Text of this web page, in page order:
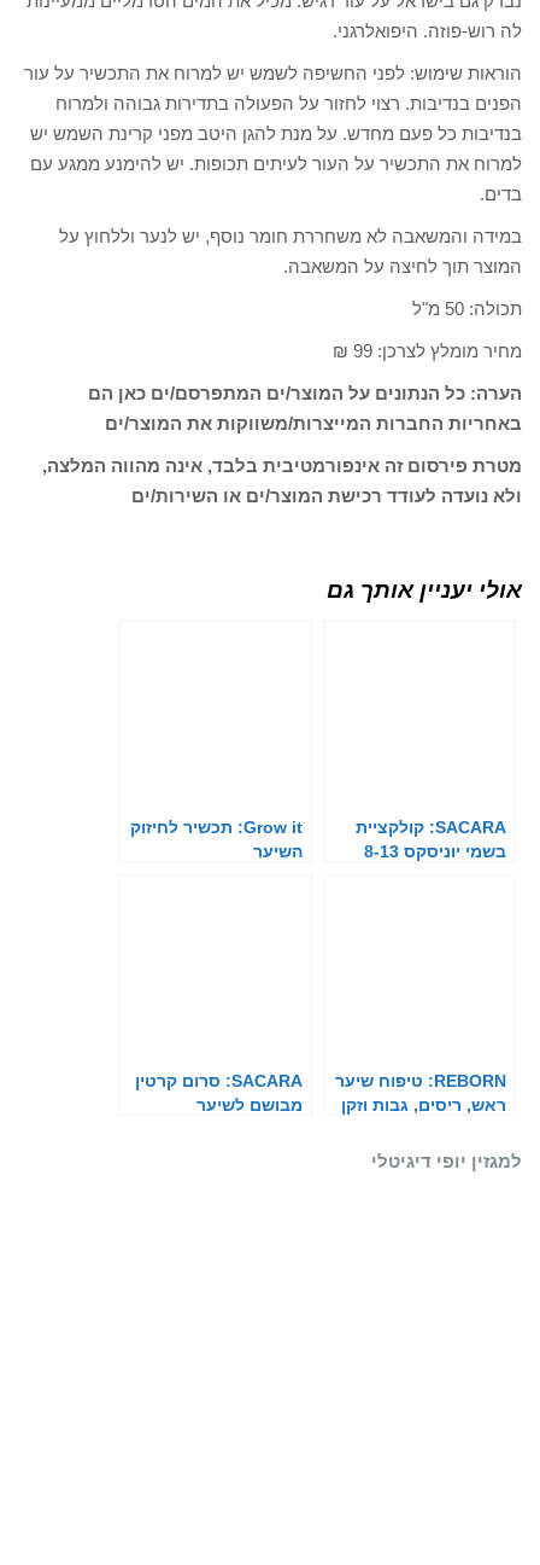
לה רוש-פוזה. היפואלרגני.
הוראות שימוש: לפני החשיפה לשמש יש למרוח את התכשיר על עור
הפנים בנדיבות. רצוי לחזור על הפעולה בתדירות גבוהה ולמרוח
בנדיבות כל פעם מחדש. על מנת להגן היטב מפני קרינת השמש יש
למרוח את התכשיר על העור לעיתים תכופות. יש להימנע ממגע עם
בדים.
במידה והמשאבה לא משחררת חומר נוסף, יש לנער וללחוץ על
המוצר תוך לחיצה על המשאבה.
תכולה: 50 מ"ל
מחיר מומלץ לצרכן: 99 ₪
הערה: כל הנתונים על המוצר/ים המתפרסם/ים כאן הם
באחריות החברות המייצרות/משווקות את המוצר/ים
מטרת פירסום זה אינפורמטיבית בלבד, אינה מהווה המלצה,
ולא נועדה לעודד רכישת המוצר/ים או השירות/ים
אולי יעניין אותך גם
SACARA: קולקציית
בשמי יוניסקס 8-13
Grow it: תכשיר לחיזוק
השיער
REBORN: טיפוח שיער
ראש, ריסים, גבות וזקן
SACARA: סרום קרטין
מבושם לשיער
למגזין יופי דיגיטלי